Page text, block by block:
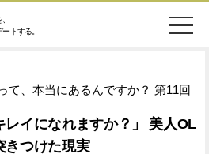
トする。
妊娠・出産
ワークスタイル
て、本当にあるんですか？ 第11回
レイになれますか？」 美人OL
きつけた現実